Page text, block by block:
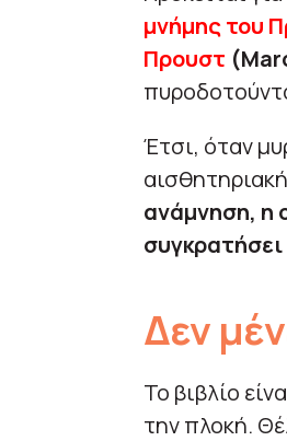
μνήμης του
Προυστ
Έτσι, όταν
ανάμνηση, η
Δεν
Το βιβλίο
την πλοκή.